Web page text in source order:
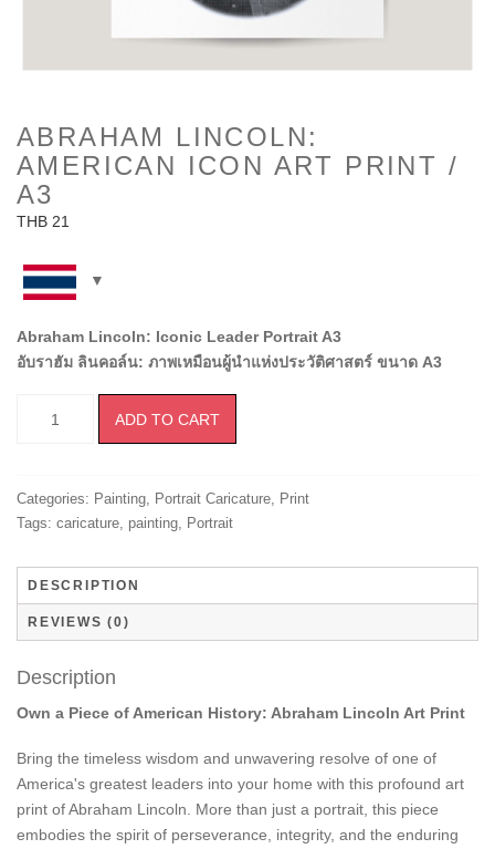
ABRAHAM LINCOLN:
AMERICAN ICON ART PRINT /
A3
THB 21
Abraham Lincoln: Iconic Leader Portrait A3
อับราฮัม ลินคอล์น: ภาพเหมือนผู้นำแห่งประวัติศาสตร์ ขนาด A3
ADD TO CART
Categories: Painting, Portrait Caricature, Print
Tags: caricature, painting, Portrait
DESCRIPTION
REVIEWS (0)
Description
Own a Piece of American History: Abraham Lincoln Art Print
Bring the timeless wisdom and unwavering resolve of one of
America's greatest leaders into your home with this profound art
print of Abraham Lincoln. More than just a portrait, this piece
embodies the spirit of perseverance, integrity, and the enduring